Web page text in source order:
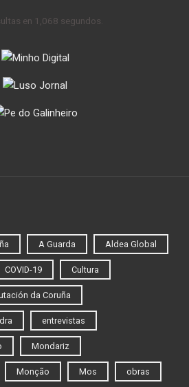
en 1,068 segundos.
A Guarda Aldea Global
COVID-19 Cultura
da Coruña
entrevistas
Mondariz
Monção Mos obras